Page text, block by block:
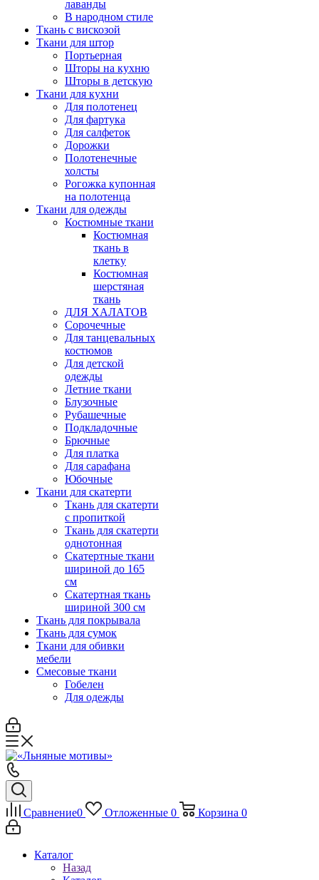
лаванды
В народном стиле
Ткань с вискозой
Ткани для штор
Портьерная
Шторы на кухню
Шторы в детскую
Ткани для кухни
Для полотенец
Для фартука
Для салфеток
Дорожки
Полотенечные
холсты
Рогожка купонная
на полотенца
Ткани для одежды
Костюмные ткани
Костюмная
ткань в
клетку
Костюмная
шерстяная
ткань
ДЛЯ ХАЛАТОВ
Сорочечные
Для танцевальных
костюмов
Для детской
одежды
Летние ткани
Блузочные
Рубашечные
Подкладочные
Брючные
Для платка
Для сарафана
Юбочные
Ткани для скатерти
Ткань для скатерти
с пропиткой
Ткань для скатерти
однотонная
Скатертные ткани
шириной до 165
см
Скатертная ткань
шириной 300 см
Ткань для покрывала
Ткань для сумок
Ткани для обивки
мебели
Смесовые ткани
Гобелен
Для одежды
Сравнение0 Отложенные 0 Корзина 0
Каталог
Назад